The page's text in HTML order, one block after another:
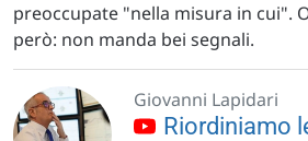
preoccupate "nella misura in cui".
però: non manda bei segnali.
Giovanni Lapidari
Riordiniamo